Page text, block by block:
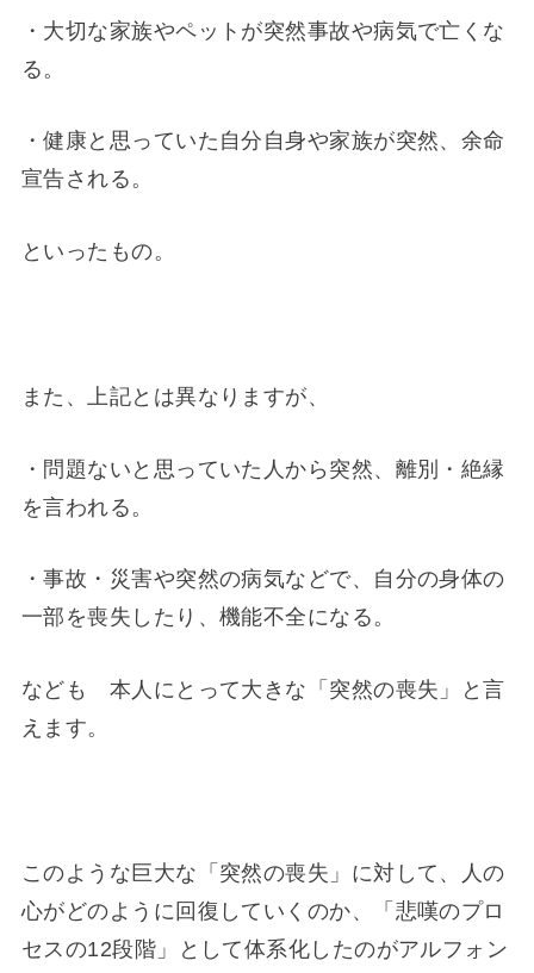
・大切な家族やペットが突然事故や病気で亡くな
る。
・健康と思っていた自分自身や家族が突然、余命
宣告される。
といったもの。
また、上記とは異なりますが、
・問題ないと思っていた人から突然、離別・絶縁
を言われる。
・事故・災害や突然の病気などで、自分の身体の
一部を喪失したり、機能不全になる。
なども 本人にとって大きな「突然の喪失」と言
えます。
このような巨大な「突然の喪失」に対して、人の
心がどのように回復していくのか、「悲嘆のプロ
セスの12段階」として体系化したのがアルフォン